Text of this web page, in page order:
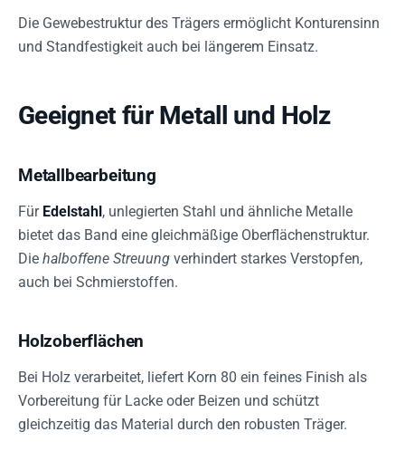
Die Gewebestruktur des Trägers ermöglicht Konturensinn
und Standfestigkeit auch bei längerem Einsatz.
Geeignet für Metall und Holz
Metallbearbeitung
Für Edelstahl, unlegierten Stahl und ähnliche Metalle
bietet das Band eine gleichmäßige Oberflächenstruktur.
Die halboffene Streuung verhindert starkes Verstopfen,
auch bei Schmierstoffen.
Holzoberflächen
Bei Holz verarbeitet, liefert Korn 80 ein feines Finish als
Vorbereitung für Lacke oder Beizen und schützt
gleichzeitig das Material durch den robusten Träger.